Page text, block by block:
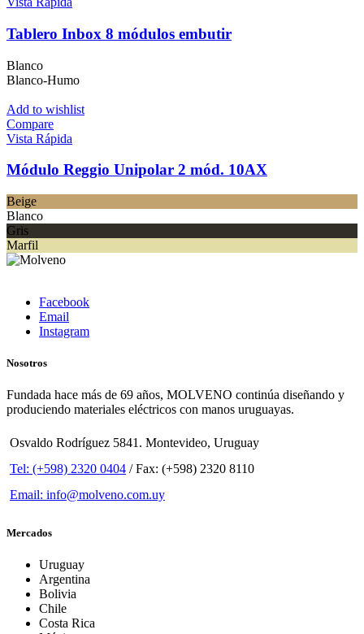
Tablero Inbox 8 módulos embutir
Blanco
Blanco-Humo
Add to wishlist
Compare
Vista Rápida
Módulo Reggio Unipolar 2 mód. 10AX
Beige
Blanco
Gris
Marfil
Facebook
Email
Instagram
Nosotros
Fundada hace más de 69 años, MOLVENO continúa diseñando y
produciendo materiales eléctricos con manos uruguayas.
Osvaldo Rodríguez 5841. Montevideo, Uruguay
Tel: (+598) 2320 0404 / Fax: (+598) 2320 8110
Email: info@molveno.com.uy
Mercados
Uruguay
Argentina
Bolivia
Chile
Costa Rica